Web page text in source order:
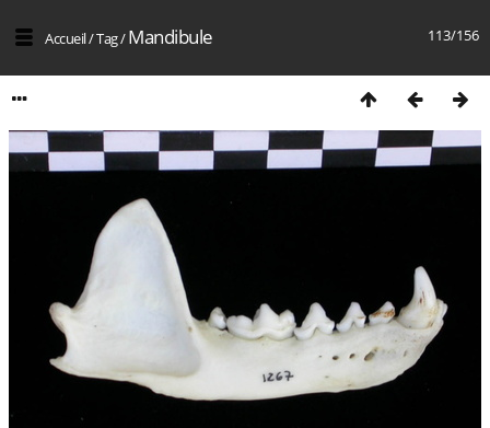
113/156
Accueil/Tag/Mandibule